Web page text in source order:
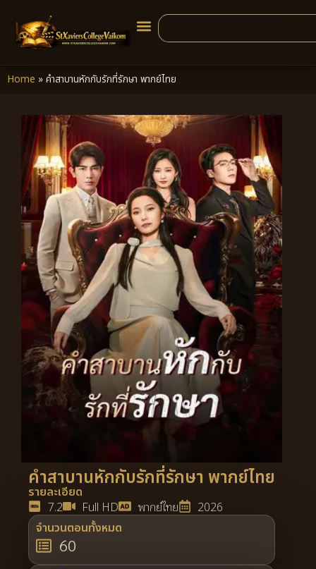
Home » คำสาบานหักกับรักที่รักษา พากย์ไทย
คำสาบานหักกับรักที่รักษา พากย์ไทย
รายละเอียด
7.2 Full HD พากย์ไทย 2026
จำนวนตอนทั้งหมด
60